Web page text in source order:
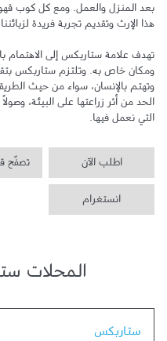
التي نعمل فيها.
اطلب الآن تصفّح
انستغرام
المحلات
ستاربكس